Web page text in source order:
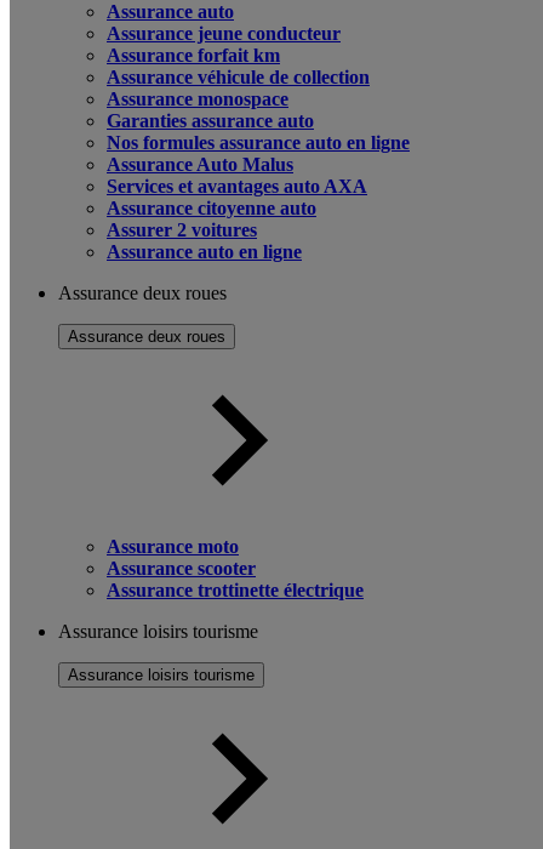
Assurance auto
Assurance jeune conducteur
Assurance forfait km
Assurance véhicule de collection
Assurance monospace
Garanties assurance auto
Nos formules assurance auto en ligne
Assurance Auto Malus
Services et avantages auto AXA
Assurance citoyenne auto
Assurer 2 voitures
Assurance auto en ligne
Assurance deux roues
Assurance deux roues
Assurance moto
Assurance scooter
Assurance trottinette électrique
Assurance loisirs tourisme
Assurance loisirs tourisme